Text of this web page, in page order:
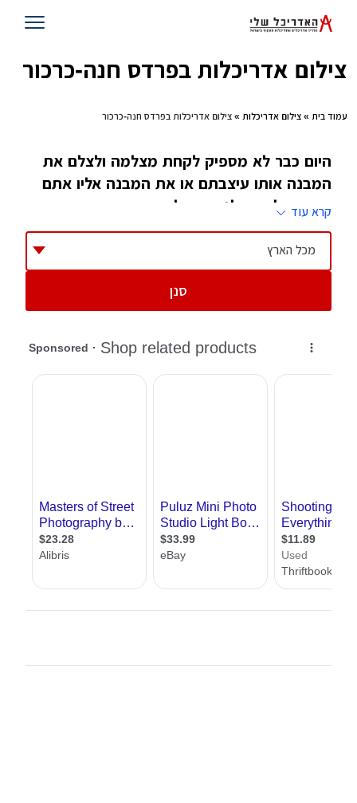
צילום אדריכלות בפרדס חנה-כרכור
עמוד בית » צילום אדריכלות » צילום אדריכלות בפרדס חנה-כרכור
היום כבר לא מספיק לקחת מצלמה ולצלם את
המבנה אותו עיצבתם או את המבנה אליו אתם
אמורים לעבור לגור כדי להרשים את החברים
ואת המשפחה. לכן אנחנו מציעים לכם צלמי
אדריכלות מובילים שידאגו להציג את המבנה כמו
בגלוייה
אחת ההתמחויות שזוכות לביקוש רב, היא צילום
אדריכלות. התמחות זו זוכה להצלחה בקרב צעירים,
הן בגלל הדרישה הגבוהה של כלי התקשורת שונים
המבנה מזוויות שונות, להציג כיצד נראהעיצוב
פניםשלו בהיבטים משתנים תוך ניסיון לחשוף
לצופה את מה שהמבנה או החדר רוצים להביע.
צילום אדריכלות נפוץ בעיקר כאשר רוצים לצלם
מטבחים, חדרי שינה , סלון או מרפסת. לעיתים
קרא עוד
מכל הארץ
סנן